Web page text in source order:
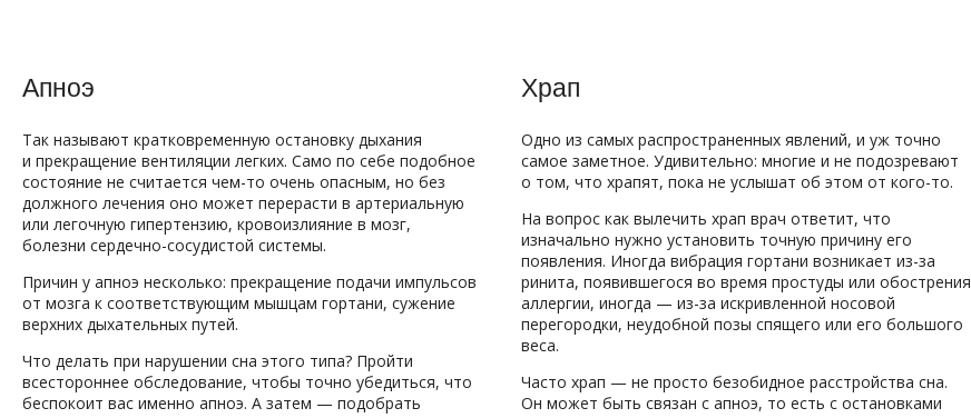
Апноэ
Так называют кратковременную остановку дыхания
и прекращение вентиляции легких. Само по себе подобное
состояние не считается чем-то очень опасным, но без
должного лечения оно может перерасти в артериальную
или легочную гипертензию, кровоизлияние в мозг,
болезни сердечно-сосудистой системы.
Причин у апноэ несколько: прекращение подачи импульсов
от мозга к соответствующим мышцам гортани, сужение
верхних дыхательных путей.
Что делать при нарушении сна этого типа? Пройти
всестороннее обследование, чтобы точно убедиться, что
беспокоит вас именно апноэ. А затем — подобрать
Храп
Одно из самых распространенных явлений, и уж точно
самое заметное. Удивительно: многие и не подозревают
о том, что храпят, пока не услышат об этом от кого-то.
На вопрос как вылечить храп врач ответит, что
изначально нужно установить точную причину его
появления. Иногда вибрация гортани возникает из-за
ринита, появившегося во время простуды или обострения
аллергии, иногда — из-за искривленной носовой
перегородки, неудобной позы спящего или его большого
веса.
Часто храп — не просто безобидное расстройства сна.
Он может быть связан с апноэ, то есть с остановками